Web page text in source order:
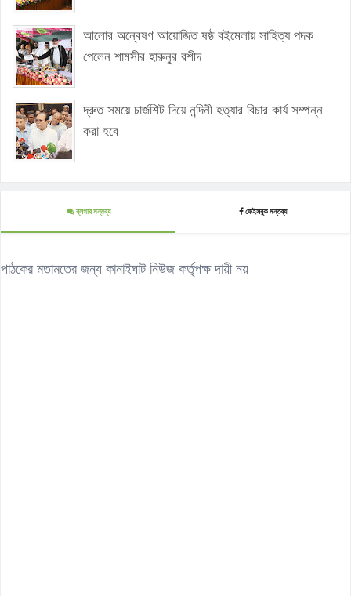
আলোর অন্বেষণ আয়োজিত ষষ্ঠ বইমেলায় সাহিত্য পদক
পেলেন শামসীর হারুনুর রশীদ
দ্রুত সময়ে চার্জশিট দিয়ে নন্দিনী হত্যার বিচার কার্য সম্পন্ন
করা হবে
ব্লগার মন্তব্য ফেইসবুক মন্তব্য
পাঠকের মতামতের জন্য কানাইঘাট নিউজ কর্তৃপক্ষ দায়ী নয়